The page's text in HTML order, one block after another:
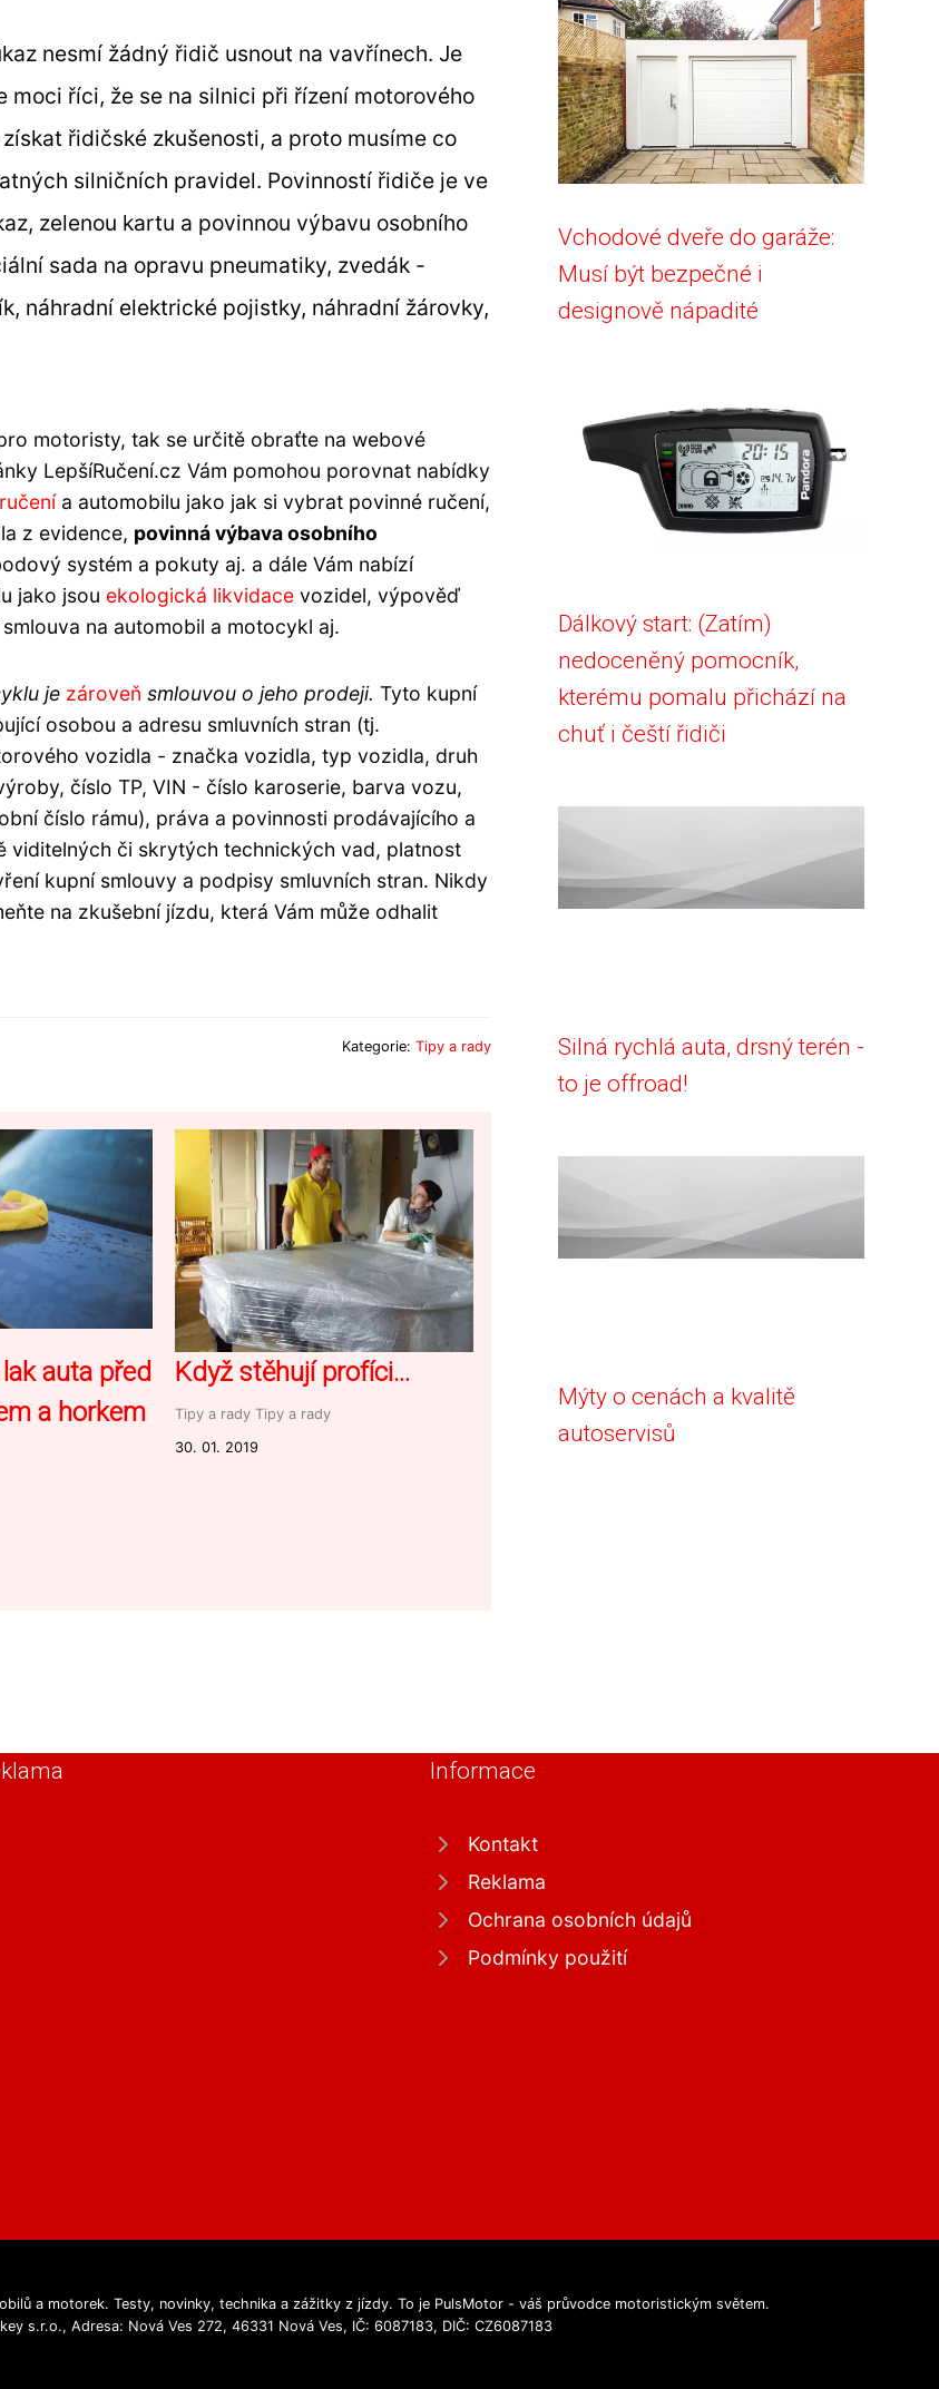
nesmí žádný řidič usnout na vavřínech. Je
říci, že se na silnici při řízení motorového
řidičské zkušenosti, a proto musíme co
silničních pravidel. Povinností řidiče je ve
zelenou kartu a povinnou výbavu osobního
sada na opravu pneumatiky, zvedák -
náhradní elektrické pojistky, náhradní žárovky,
motoristy, tak se určitě obraťte na webové
LepšíRučení.cz Vám pomohou porovnat nabídky
a automobilu jako jak si vybrat povinné ručení,
z evidence, povinná výbava osobního
systém a pokuty aj. a dále Vám nabízí
jako jsou ekologická likvidace vozidel, výpověď
na automobil a motocykl aj.
je zároveň smlouvou o jeho prodeji. Tyto kupní
osobou a adresu smluvních stran (tj.
vozidla - značka vozidla, typ vozidla, druh
číslo TP, VIN - číslo karoserie, barva vozu,
číslo rámu), práva a povinnosti prodávajícího a
viditelných či skrytých technických vad, platnost
kupní smlouvy a podpisy smluvních stran. Nikdy
na zkušební jízdu, která Vám může odhalit
Kategorie: Tipy a rady
auta před
a horkem
Když stěhují profíci…
Tipy a rady Tipy a rady
30. 01. 2019
Vchodové dveře do garáže:
Musí být bezpečné i
designově nápadité
Dálkový start: (Zatím)
nedoceněný pomocník,
kterému pomalu přichází na
chuť i čeští řidiči
Silná rychlá auta, drsný terén -
to je offroad!
Mýty o cenách a kvalitě
autoservisů
Informace
Kontakt
Reklama
Ochrana osobních údajů
Podmínky použití
a motorek. Testy, novinky, technika a zážitky z jízdy. To je PulsMotor - váš průvodce motoristickým světem.
s.r.o., Adresa: Nová Ves 272, 46331 Nová Ves, IČ: 6087183, DIČ: CZ6087183